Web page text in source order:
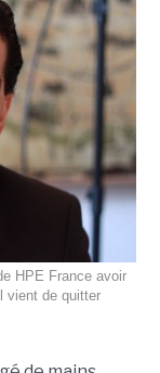
HPE France avoir
vient de quitter